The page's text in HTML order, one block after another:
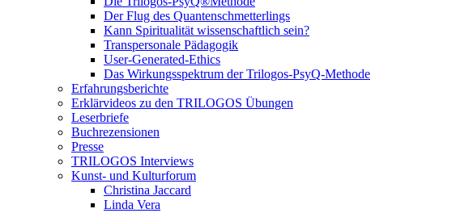
Der Flug des Quantenschmetterlings
Kann Spiritualität wissenschaftlich sein?
Transpersonale Pädagogik
User-Generated-Ethics
Das Wirkungsspektrum der Trilogos-PsyQ-Methode
Erfahrungsberichte
Erklärvideos zu den TRILOGOS Übungen
Leserbriefe
Buchrezensionen
Presse
TRILOGOS Interviews
Kunst- und Kulturforum
Christina Jaccard
Linda Vera